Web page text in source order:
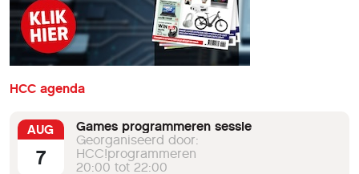
HCC agenda
AUG
7
Games programmeren sessie
Georganiseerd door:
HCC!programmeren
20:00 tot 22:00